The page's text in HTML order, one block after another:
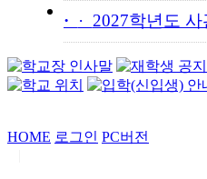
· 2027학년도 사관
HOME 로그인 PC버전